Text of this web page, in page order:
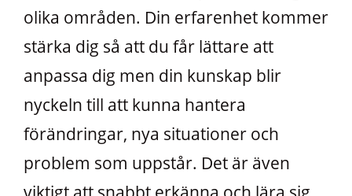
olika områden. Din erfarenhet kommer
stärka dig så att du får lättare att
anpassa dig men din kunskap blir
nyckeln till att kunna hantera
förändringar, nya situationer och
problem som uppstår. Det är även